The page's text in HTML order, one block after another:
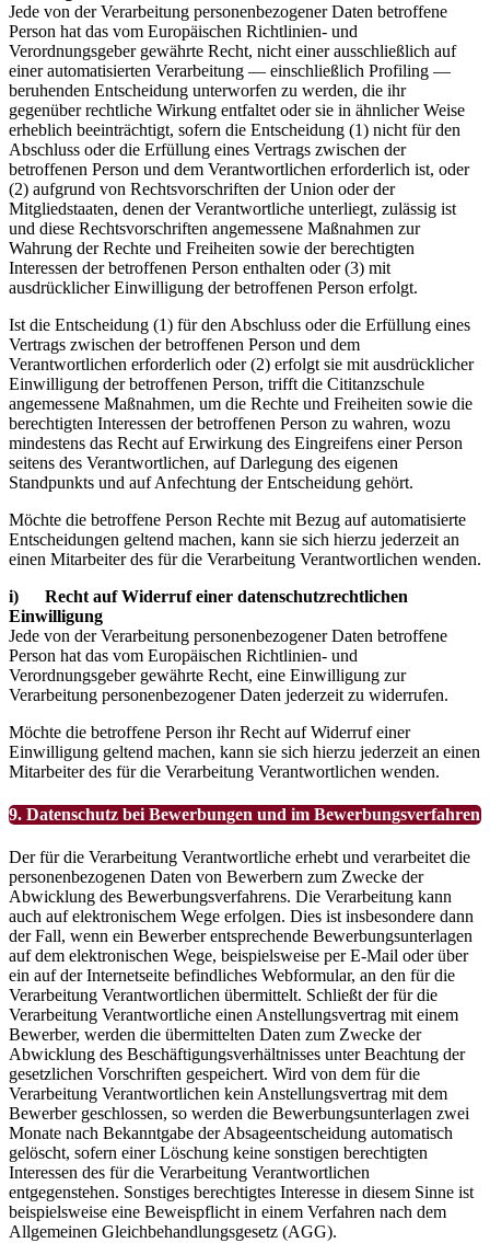
Jede von der Verarbeitung personenbezogener Daten betroffene
Person hat das vom Europäischen Richtlinien- und
Verordnungsgeber gewährte Recht, nicht einer ausschließlich auf
einer automatisierten Verarbeitung — einschließlich Profiling —
beruhenden Entscheidung unterworfen zu werden, die ihr
gegenüber rechtliche Wirkung entfaltet oder sie in ähnlicher Weise
erheblich beeinträchtigt, sofern die Entscheidung (1) nicht für den
Abschluss oder die Erfüllung eines Vertrags zwischen der
betroffenen Person und dem Verantwortlichen erforderlich ist, oder
(2) aufgrund von Rechtsvorschriften der Union oder der
Mitgliedstaaten, denen der Verantwortliche unterliegt, zulässig ist
und diese Rechtsvorschriften angemessene Maßnahmen zur
Wahrung der Rechte und Freiheiten sowie der berechtigten
Interessen der betroffenen Person enthalten oder (3) mit
ausdrücklicher Einwilligung der betroffenen Person erfolgt.
Ist die Entscheidung (1) für den Abschluss oder die Erfüllung eines
Vertrags zwischen der betroffenen Person und dem
Verantwortlichen erforderlich oder (2) erfolgt sie mit ausdrücklicher
Einwilligung der betroffenen Person, trifft die Cititanzschule
angemessene Maßnahmen, um die Rechte und Freiheiten sowie die
berechtigten Interessen der betroffenen Person zu wahren, wozu
mindestens das Recht auf Erwirkung des Eingreifens einer Person
seitens des Verantwortlichen, auf Darlegung des eigenen
Standpunkts und auf Anfechtung der Entscheidung gehört.
Möchte die betroffene Person Rechte mit Bezug auf automatisierte
Entscheidungen geltend machen, kann sie sich hierzu jederzeit an
einen Mitarbeiter des für die Verarbeitung Verantwortlichen wenden.
i) Recht auf Widerruf einer datenschutzrechtlichen
Einwilligung
Jede von der Verarbeitung personenbezogener Daten betroffene
Person hat das vom Europäischen Richtlinien- und
Verordnungsgeber gewährte Recht, eine Einwilligung zur
Verarbeitung personenbezogener Daten jederzeit zu widerrufen.
Möchte die betroffene Person ihr Recht auf Widerruf einer
Einwilligung geltend machen, kann sie sich hierzu jederzeit an einen
Mitarbeiter des für die Verarbeitung Verantwortlichen wenden.
9. Datenschutz bei Bewerbungen und im Bewerbungsverfahren
Der für die Verarbeitung Verantwortliche erhebt und verarbeitet die
personenbezogenen Daten von Bewerbern zum Zwecke der
Abwicklung des Bewerbungsverfahrens. Die Verarbeitung kann
auch auf elektronischem Wege erfolgen. Dies ist insbesondere dann
der Fall, wenn ein Bewerber entsprechende Bewerbungsunterlagen
auf dem elektronischen Wege, beispielsweise per E-Mail oder über
ein auf der Internetseite befindliches Webformular, an den für die
Verarbeitung Verantwortlichen übermittelt. Schließt der für die
Verarbeitung Verantwortliche einen Anstellungsvertrag mit einem
Bewerber, werden die übermittelten Daten zum Zwecke der
Abwicklung des Beschäftigungsverhältnisses unter Beachtung der
gesetzlichen Vorschriften gespeichert. Wird von dem für die
Verarbeitung Verantwortlichen kein Anstellungsvertrag mit dem
Bewerber geschlossen, so werden die Bewerbungsunterlagen zwei
Monate nach Bekanntgabe der Absageentscheidung automatisch
gelöscht, sofern einer Löschung keine sonstigen berechtigten
Interessen des für die Verarbeitung Verantwortlichen
entgegenstehen. Sonstiges berechtigtes Interesse in diesem Sinne ist
beispielsweise eine Beweispflicht in einem Verfahren nach dem
Allgemeinen Gleichbehandlungsgesetz (AGG).